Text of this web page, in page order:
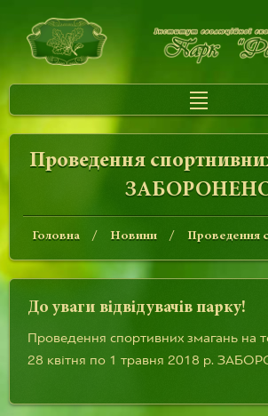
Проведення
Головна Новини Проведення
До уваги відвідувачів парку!
Проведення спортивних змагань на
28 квітня по 1 травня 2018 р.